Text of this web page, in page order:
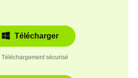
Télécharger
Téléchargement sécurisé